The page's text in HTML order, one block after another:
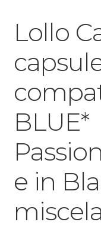
Lollo
BLUE*
e in